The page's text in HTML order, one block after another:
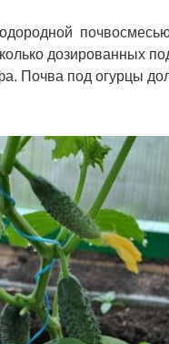
дозированных
Почва под огурцы